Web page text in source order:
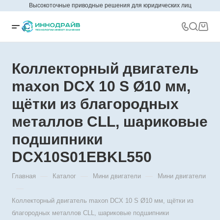
Высокоточные приводные решения для юридических лиц
Коллекторный двигатель
maxon DCX 10 S Ø10 мм,
щётки из благородных
металлов CLL, шариковые
подшипники
DCX10S01EBKL550
Главная Каталог Мини двигатели Мини двигатели
Коллекторный двигатель maxon DCX 10 S Ø10 мм, щётки из
благородных металлов CLL, шариковые подшипники